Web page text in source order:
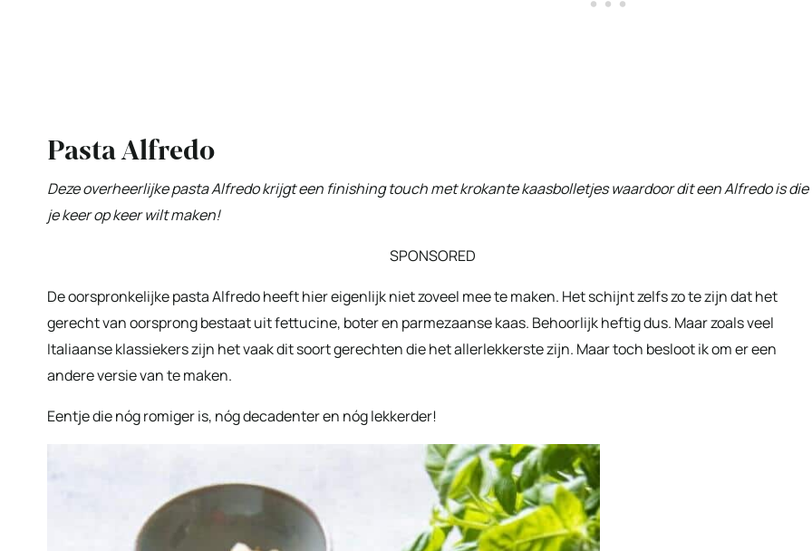
Pasta Alfredo
Deze overheerlijke pasta Alfredo krijgt een finishing touch met krokante kaasbolletjes waardoor dit een Alfredo is die
je keer op keer wilt maken!
SPONSORED
De oorspronkelijke pasta Alfredo heeft hier eigenlijk niet zoveel mee te maken. Het schijnt zelfs zo te zijn dat het
gerecht van oorsprong bestaat uit fettucine, boter en parmezaanse kaas. Behoorlijk heftig dus. Maar zoals veel
Italiaanse klassiekers zijn het vaak dit soort gerechten die het allerlekkerste zijn. Maar toch besloot ik om er een
andere versie van te maken.
Eentje die nóg romiger is, nóg decadenter en nóg lekkerder!